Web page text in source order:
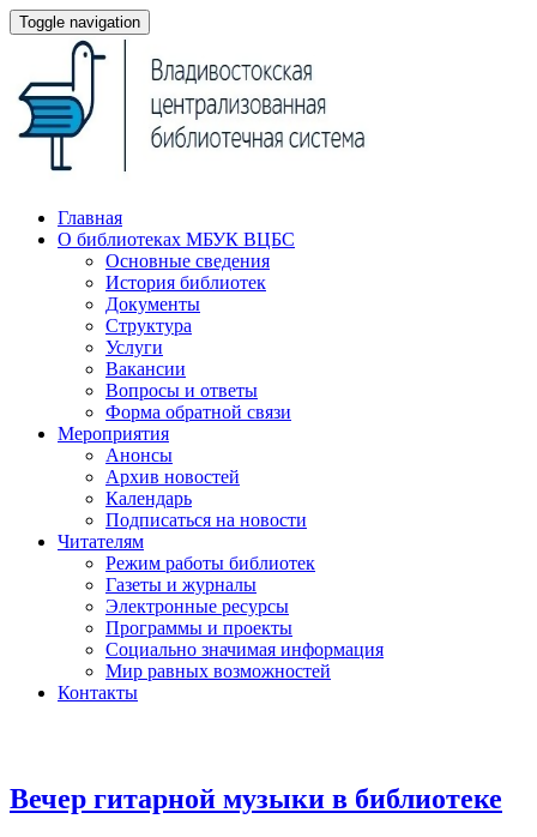
Toggle navigation
Главная
О библиотеках МБУК ВЦБС
Основные сведения
История библиотек
Документы
Структура
Услуги
Вакансии
Вопросы и ответы
Форма обратной связи
Мероприятия
Анонсы
Архив новостей
Календарь
Подписаться на новости
Читателям
Режим работы библиотек
Газеты и журналы
Электронные ресурсы
Программы и проекты
Социально значимая информация
Мир равных возможностей
Контакты
Вечер гитарной музыки в библиотеке